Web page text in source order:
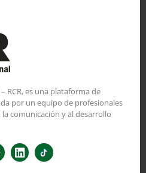
RCR, es una plataforma de
por un equipo de profesionales
comunicación y al desarrollo